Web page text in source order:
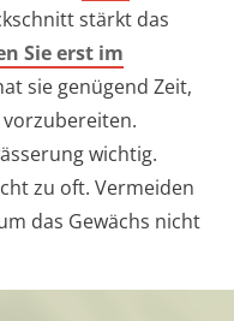
stärkt das
Sie erst im
sie genügend Zeit,
vorzubereiten.
wichtig.
zu oft. Vermeiden
das Gewächs nicht